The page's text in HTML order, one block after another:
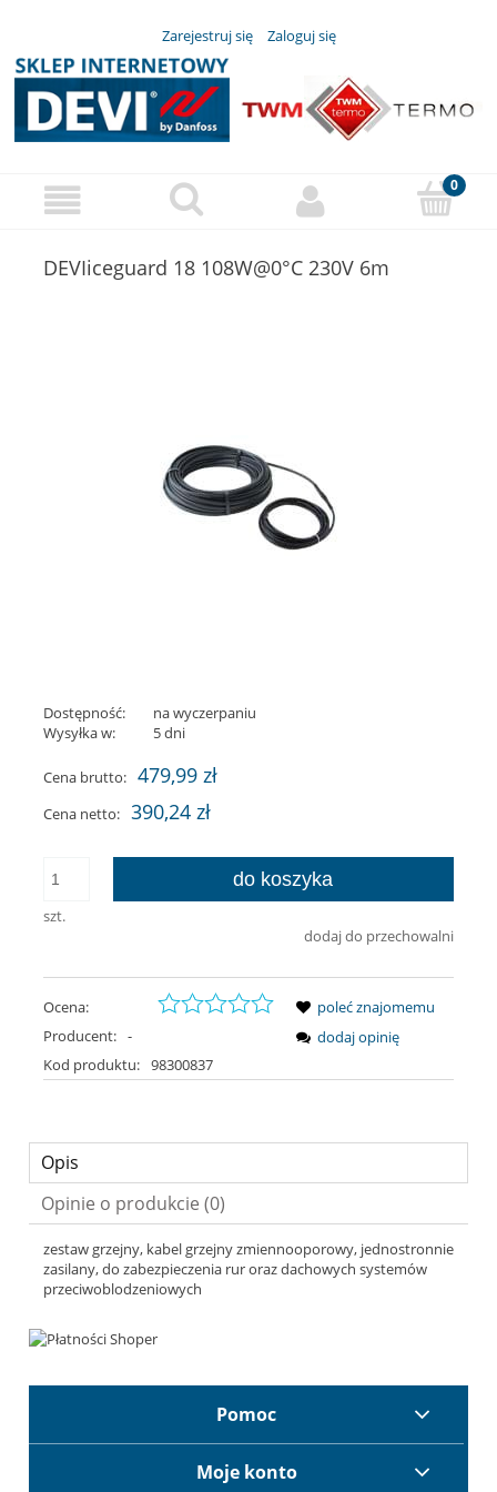
Zarejestruj się Zaloguj się
DEVIiceguard 18 108W@0°C 230V 6m
Dostępność:
na wyczerpaniu
Wysyłka w:
5 dni
Cena brutto: 479,99 zł
Cena netto: 390,24 zł
szt.
do koszyka
dodaj do przechowalni
Ocena:
Producent: -
Kod produktu: 98300837
poleć znajomemu
dodaj opinię
Opis
Opinie o produkcie (0)
zestaw grzejny, kabel grzejny zmiennooporowy, jednostronnie
zasilany, do zabezpieczenia rur oraz dachowych systemów
przeciwoblodzeniowych
Pomoc
Moje konto